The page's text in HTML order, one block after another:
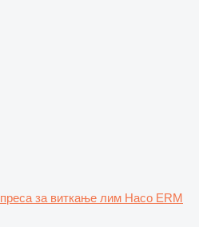
преса за виткање лим Haco ERM